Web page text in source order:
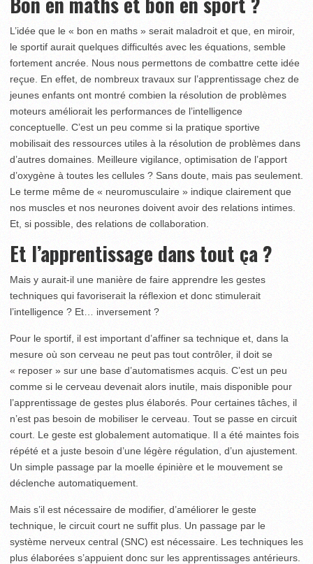
L’idée que le « bon en maths » serait maladroit et que, en miroir,
le sportif aurait quelques difficultés avec les équations, semble
fortement ancrée. Nous nous permettons de combattre cette idée
reçue. En effet, de nombreux travaux sur l’apprentissage chez de
jeunes enfants ont montré combien la résolution de problèmes
moteurs améliorait les performances de l’intelligence
conceptuelle. C’est un peu comme si la pratique sportive
mobilisait des ressources utiles à la résolution de problèmes dans
d’autres domaines. Meilleure vigilance, optimisation de l’apport
d’oxygène à toutes les cellules ? Sans doute, mais pas seulement.
Le terme même de « neuromusculaire » indique clairement que
nos muscles et nos neurones doivent avoir des relations intimes.
Et, si possible, des relations de collaboration.
Et l’apprentissage dans tout ça ?
Mais y aurait-il une manière de faire apprendre les gestes
techniques qui favoriserait la réflexion et donc stimulerait
l’intelligence ? Et… inversement ?
Pour le sportif, il est important d’affiner sa technique et, dans la
mesure où son cerveau ne peut pas tout contrôler, il doit se
« reposer » sur une base d’automatismes acquis. C’est un peu
comme si le cerveau devenait alors inutile, mais disponible pour
l’apprentissage de gestes plus élaborés. Pour certaines tâches, il
n’est pas besoin de mobiliser le cerveau. Tout se passe en circuit
court. Le geste est globalement automatique. Il a été maintes fois
répété et a juste besoin d’une légère régulation, d’un ajustement.
Un simple passage par la moelle épinière et le mouvement se
déclenche automatiquement.
Mais s’il est nécessaire de modifier, d’améliorer le geste
technique, le circuit court ne suffit plus. Un passage par le
système nerveux central (SNC) est nécessaire. Les techniques les
plus élaborées s’appuient donc sur les apprentissages antérieurs.